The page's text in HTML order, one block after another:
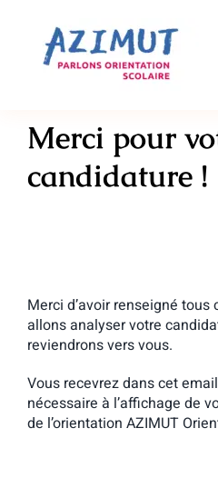
contenu
Merci pour
candidature !
Merci d’avoir renseigné
allons analyser votre
reviendrons vers vous.
Vous recevrez dans cet
nécessaire à l’affichage de
de l’orientation AZIMUT